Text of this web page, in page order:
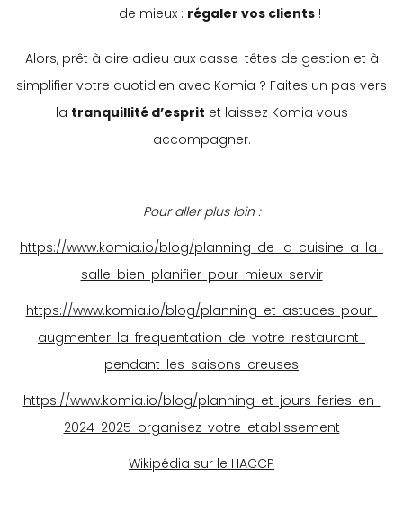
de mieux : régaler vos clients!
Alors, prêt à dire adieu aux casse-têtes de gestion et à
simplifier votre quotidien avec Komia ? Faites un pas vers
la tranquillité d’esprit et laissez Komia vous
accompagner.
Pour aller plus loin :
https://www.komia.io/blog/planning-de-la-cuisine-a-la-
salle-bien-planifier-pour-mieux-servir
https://www.komia.io/blog/planning-et-astuces-pour-
augmenter-la-frequentation-de-votre-restaurant-
pendant-les-saisons-creuses
https://www.komia.io/blog/planning-et-jours-feries-en-
2024-2025-organisez-votre-etablissement
Wikipédia sur le HACCP